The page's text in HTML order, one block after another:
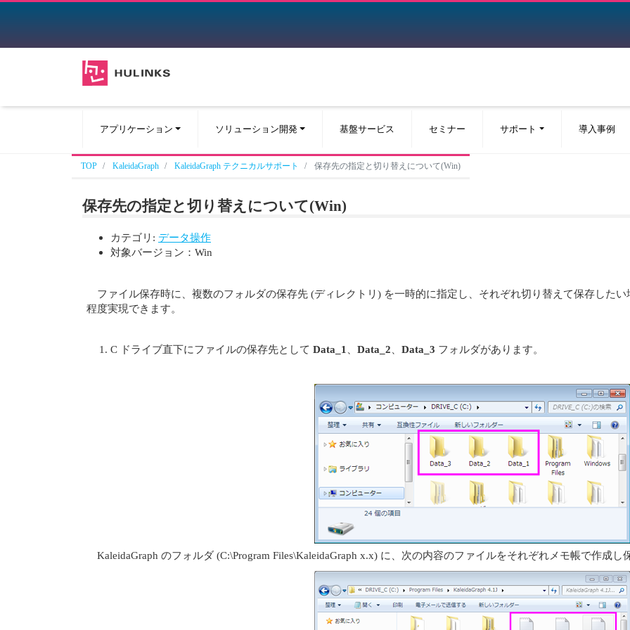
アプリケーション ソリューション開発 基盤サービス セミナー サポート 導入事例
TOP KaleidaGraph KaleidaGraph テクニカルサポート 保存先の指定と切り替えについて(Win)
保存先の指定と切り替えについて(Win)
カテゴリ: データ操作
対象バージョン：Win
ファイル保存時に、複数のフォルダの保存先 (ディレクトリ) を一時的に指定し、それぞれ切り替えて保存した
程度実現できます。
C ドライブ直下にファイルの保存先として Data_1 Data_2 Data_3 フォルダがあります。
KaleidaGraph のフォルダ (C:\Program Files\KaleidaGraph x.x) に、次の内容のファイルをそれぞれメモ帳で作成し